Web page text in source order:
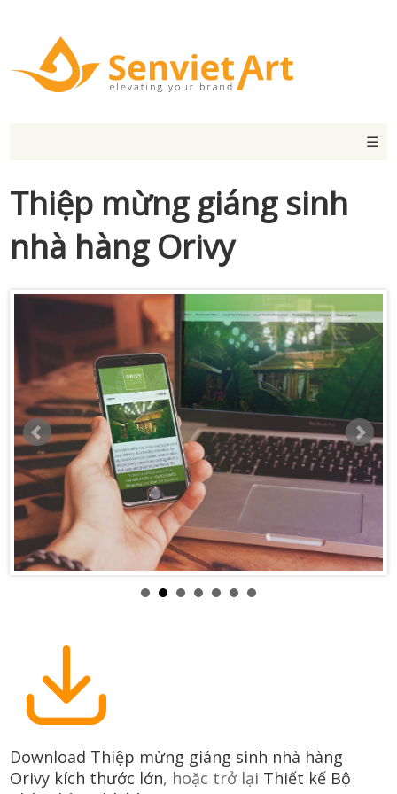
☰
Thiệp mừng giáng sinh
nhà hàng Orivy
Download Thiệp mừng giáng sinh nhà hàng
Orivy kích thước lớn, hoặc trở lại Thiết kế Bộ